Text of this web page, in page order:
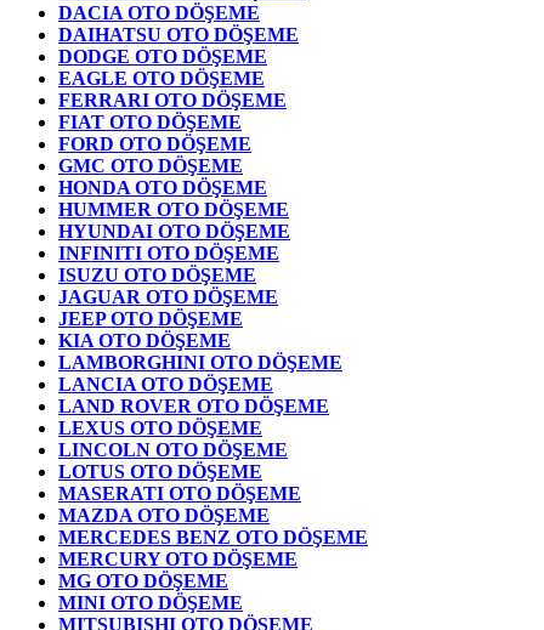
DACIA OTO DÖŞEME
DAIHATSU OTO DÖŞEME
DODGE OTO DÖŞEME
EAGLE OTO DÖŞEME
FERRARI OTO DÖŞEME
FIAT OTO DÖŞEME
FORD OTO DÖŞEME
GMC OTO DÖŞEME
HONDA OTO DÖŞEME
HUMMER OTO DÖŞEME
HYUNDAI OTO DÖŞEME
INFINITI OTO DÖŞEME
ISUZU OTO DÖŞEME
JAGUAR OTO DÖŞEME
JEEP OTO DÖŞEME
KIA OTO DÖŞEME
LAMBORGHINI OTO DÖŞEME
LANCIA OTO DÖŞEME
LAND ROVER OTO DÖŞEME
LEXUS OTO DÖŞEME
LINCOLN OTO DÖŞEME
LOTUS OTO DÖŞEME
MASERATI OTO DÖŞEME
MAZDA OTO DÖŞEME
MERCEDES BENZ OTO DÖŞEME
MERCURY OTO DÖŞEME
MG OTO DÖŞEME
MINI OTO DÖŞEME
MITSUBISHI OTO DÖŞEME